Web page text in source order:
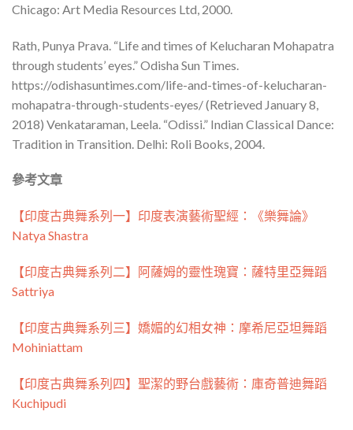
Chicago: Art Media Resources Ltd, 2000.
Rath, Punya Prava. “Life and times of Kelucharan Mohapatra
through students’ eyes.” Odisha Sun Times.
https://odishasuntimes.com/life-and-times-of-kelucharan-
mohapatra-through-students-eyes/ (Retrieved January 8,
2018) Venkataraman, Leela. “Odissi.” Indian Classical Dance:
Tradition in Transition. Delhi: Roli Books, 2004.
參考文章
【印度古典舞系列一】印度表演藝術聖經：《樂舞論》
Natya Shastra
【印度古典舞系列二】阿薩姆的靈性瑰寶：薩特里亞舞蹈
Sattriya
【印度古典舞系列三】嬌媚的幻相女神：摩希尼亞坦舞蹈
Mohiniattam
【印度古典舞系列四】聖潔的野台戲藝術：庫奇普迪舞蹈
Kuchipudi